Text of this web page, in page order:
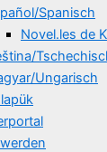
Spanisch
Novel.les de
Ungarisch